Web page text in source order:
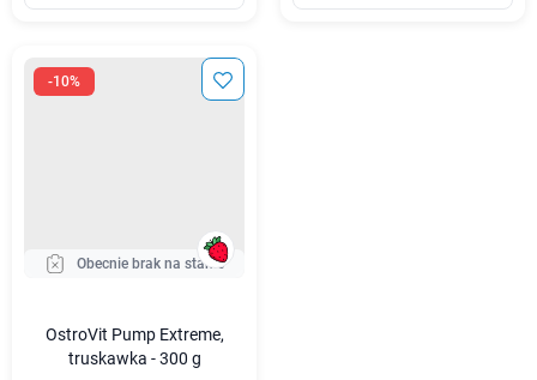
-10%
Obecnie brak na stanie
OstroVit Pump Extreme,
truskawka - 300 g